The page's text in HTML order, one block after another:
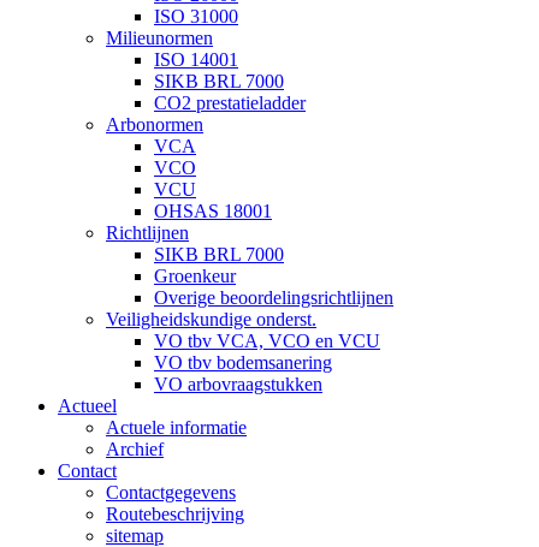
ISO 31000
Milieunormen
ISO 14001
SIKB BRL 7000
CO2 prestatieladder
Arbonormen
VCA
VCO
VCU
OHSAS 18001
Richtlijnen
SIKB BRL 7000
Groenkeur
Overige beoordelingsrichtlijnen
Veiligheidskundige onderst.
VO tbv VCA, VCO en VCU
VO tbv bodemsanering
VO arbovraagstukken
Actueel
Actuele informatie
Archief
Contact
Contactgegevens
Routebeschrijving
sitemap